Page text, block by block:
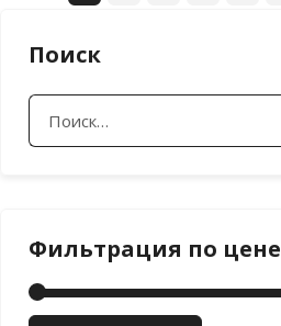
Поиск
Найти:
Фильтрация по цене